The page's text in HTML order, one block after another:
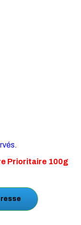
Prioritaire 100g